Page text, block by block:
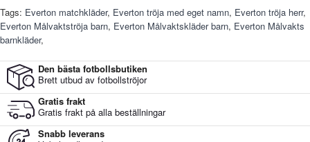
Tags: Everton matchkläder, Everton tröja med eget namn, Everton tröja herr,
Everton Målvaktströja barn, Everton Målvaktskläder barn, Everton Målvakts
barnkläder,
Den bästa fotbollsbutiken
Brett utbud av fotbollströjor
Gratis frakt
Gratis frakt på alla beställningar
Snabb leverans